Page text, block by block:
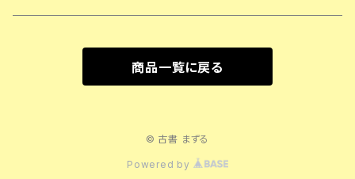
商品一覧に戻る
© 古書 まずる
Powered by